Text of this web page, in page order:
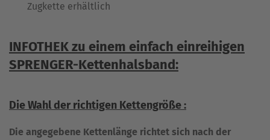
Zugkette erhältlich
INFOTHEK zu einem einfach einreihigen
SPRENGER-Kettenhalsband:
Die Wahl der richtigen Kettengröße :
Die angegebene Kettenlänge richtet sich nach der